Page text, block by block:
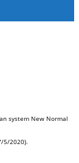
system New Normal
5/2020).